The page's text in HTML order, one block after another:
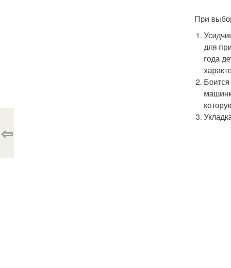
При
для
года
⇦